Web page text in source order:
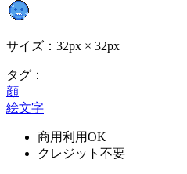
サイズ：32px × 32px
タグ：
顔
絵文字
商用利用OK
クレジット不要